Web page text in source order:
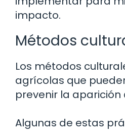
impacto.
Métodos
Los métodos
agrícolas que
prevenir la aparición
Algunas de estas